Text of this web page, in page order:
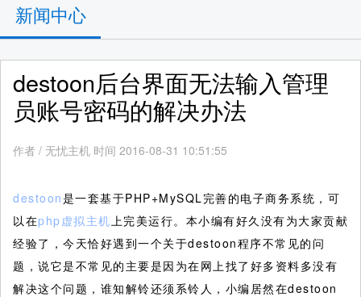
新闻中心
destoon后台界面无法输入管理
员账号密码的解决办法
作者 / 无忧主机 时间 2016-08-31 10:51:55
destoon是一套基于PHP+MySQL完善的电子商务系统，可
以在php虚拟主机上完美运行。本小编有好久没有为大家贡献
经验了，今天恰好遇到一个关于destoon程序不常见的问
题，说它是不常见的主要是因为在网上找了好多资料多没有
解决这个问题，谁知解铃还须系铃人，小编居然在destoon